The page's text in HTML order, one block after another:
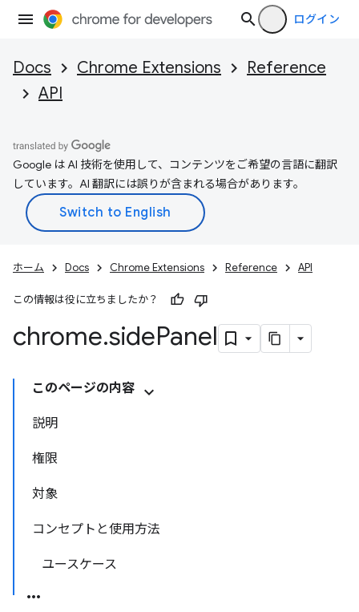
ログイン
Docs Chrome Extensions
Reference
API
Google は AI 技術を使用して、コンテンツをご希望の言語に翻訳
しています。AI 翻訳には誤りが含まれる場合があります。
ホーム Docs Chrome Extensions Reference API
この情報は役に立ちましたか？
chrome.sidePanel
このページの内容
説明
権限
対象
コンセプトと使用方法
ユースケース